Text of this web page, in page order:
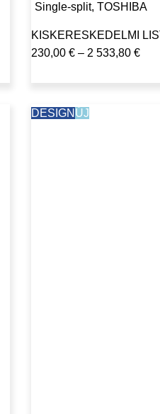
Single-split, TOSHIBA
KISKERESKEDELMI
230,00 € – 2 533,80 €
DESIGN ÚJ